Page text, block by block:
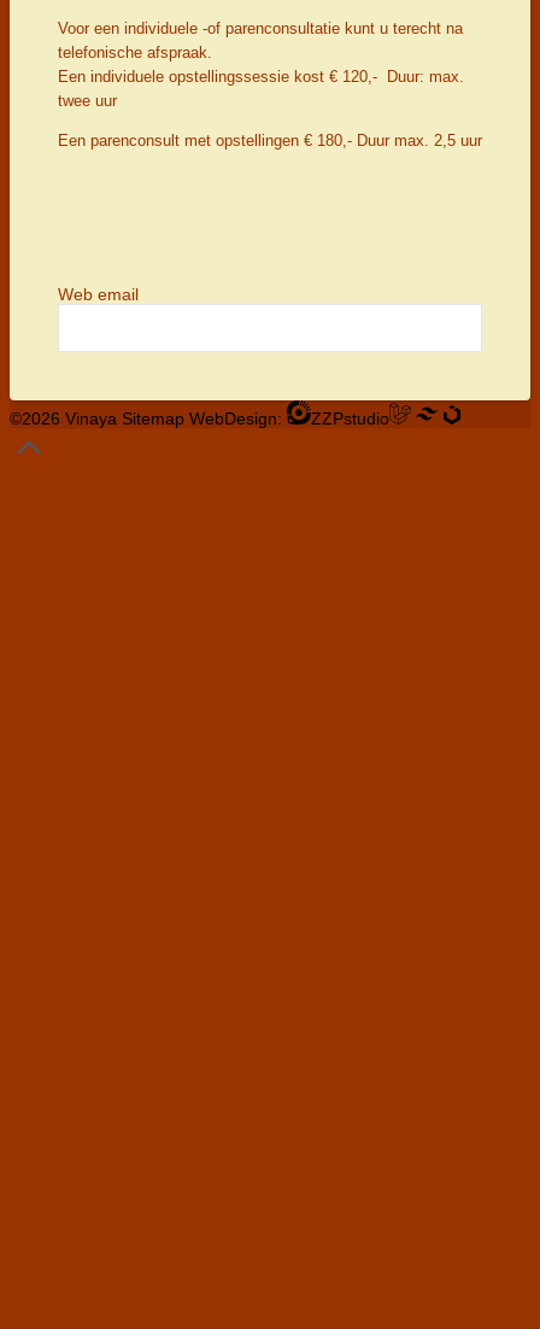
Voor een individuele -of parenconsultatie kunt u terecht na
telefonische afspraak.
Een individuele opstellingssessie kost € 120,- Duur: max.
twee uur
Een parenconsult met opstellingen € 180,- Duur max. 2,5 uur
Web email
©2026 Vinaya Sitemap WebDesign: ZZPstudio